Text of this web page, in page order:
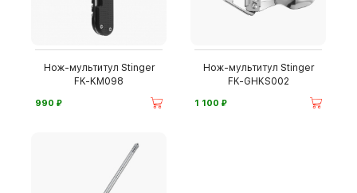
Нож-мультитул Stinger
FK-KM098
990 ⃏
Нож-мультитул Stinger
FK-GHKS002
1 100 ⃏